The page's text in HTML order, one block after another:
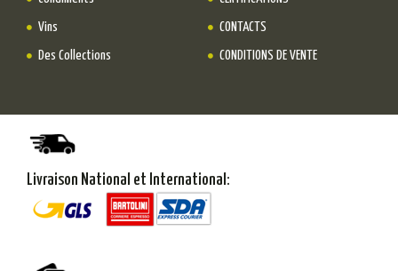
Vins
Des Collections
CONTACTS
CONDITIONS DE VENTE
Livraison National et International: